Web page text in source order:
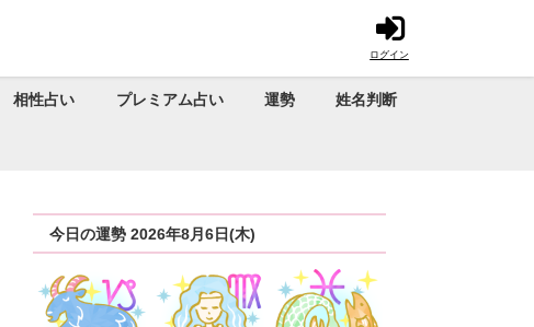
ログイン
相性占い プレミアム占い 運勢 姓名判断
今日の運勢 2026年8月6日(木)